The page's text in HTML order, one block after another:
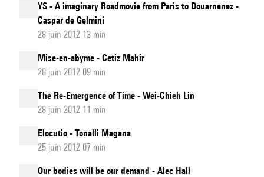
YS - A imaginary Roadmovie from Paris to Douarnenez -
Caspar de Gelmini
28 juin 2012 13 min
Mise-en-abyme - Cetiz Mahir
28 juin 2012 09 min
The Re-Emergence of Time - Wei-Chieh Lin
28 juin 2012 11 min
Elocutio - Tonalli Magana
25 juin 2012 07 min
Our bodies will be our demand - Alec Hall